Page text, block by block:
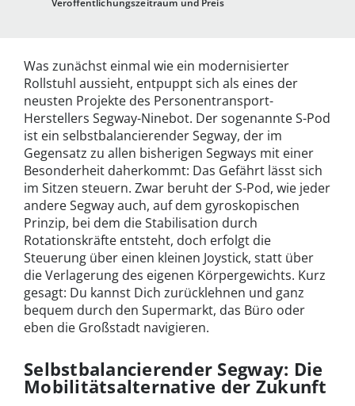
Veröffentlichungszeitraum und Preis
Was zunächst einmal wie ein modernisierter
Rollstuhl aussieht, entpuppt sich als eines der
neusten Projekte des Personentransport-
Herstellers Segway-Ninebot. Der sogenannte S-Pod
ist ein selbstbalancierender Segway, der im
Gegensatz zu allen bisherigen Segways mit einer
Besonderheit daherkommt: Das Gefährt lässt sich
im Sitzen steuern. Zwar beruht der S-Pod, wie jeder
andere Segway auch, auf dem gyroskopischen
Prinzip, bei dem die Stabilisation durch
Rotationskräfte entsteht, doch erfolgt die
Steuerung über einen kleinen Joystick, statt über
die Verlagerung des eigenen Körpergewichts. Kurz
gesagt: Du kannst Dich zurücklehnen und ganz
bequem durch den Supermarkt, das Büro oder
eben die Großstadt navigieren.
Selbstbalancierender Segway: Die
Mobilitätsalternative der Zukunft